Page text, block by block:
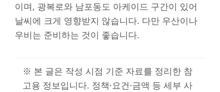
이며, 광복로와 남포동도 아케이드 구간이 있어
날씨에 크게 영향받지 않습니다. 다만 우산이나
우비는 준비하는 것이 좋습니다.
※ 본 글은 작성 시점 기준 자료를 정리한 참
고용 정보입니다. 정책·요건·금액 등 세부 사